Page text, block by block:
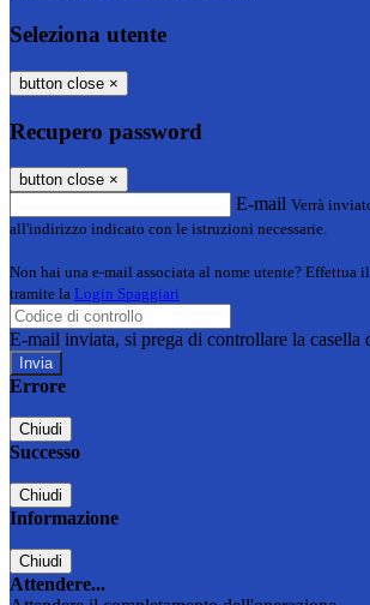
Seleziona utente
button close ×
Recupero password
button close ×
E-mail Verrà
all'indirizzo indicato con le istruzioni necessarie.
Non hai una e-mail associata al nome utente? Effettua
tramite la Login Spaggiari
E-mail inviata, si prega di controllare la casella
Errore
Chiudi
Successo
Chiudi
Informazione
Chiudi
Attendere...